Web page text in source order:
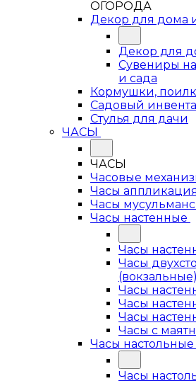
ОГОРОДА
Декор для дома
Декор для
Сувениры
и сада
Кормушки,
Садовый
Стулья для дачи
ЧАСЫ
ЧАСЫ
Часовые
Часы аппликация
Часы
Часы настенные
Часы
Часы
(вокзальные)
Часы
Часы
Часы
Часы с
Часы настольные
Часы